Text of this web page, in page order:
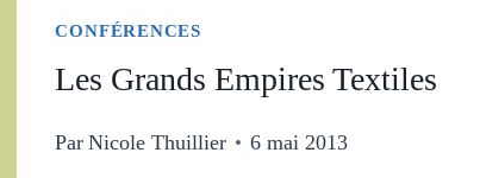
CONFÉRENCES
Les Grands Empires Textiles
Par Nicole Thuillier 6 mai 2013